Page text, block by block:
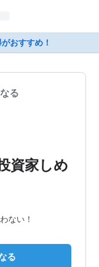
おすすめ！
る
資家しめ
ない！
る